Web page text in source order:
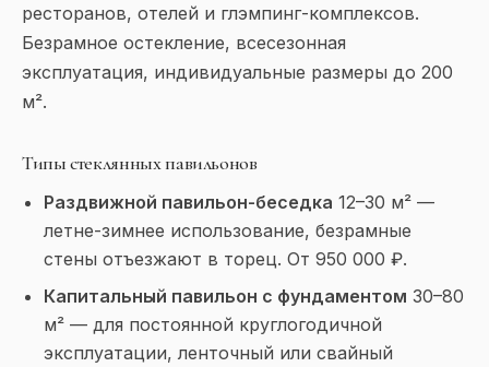
ресторанов, отелей и глэмпинг-комплексов.
Безрамное остекление, всесезонная
эксплуатация, индивидуальные размеры до 200
м².
Типы стеклянных павильонов
Раздвижной павильон-беседка 12–30 м² —
летне-зимнее использование, безрамные
стены отъезжают в торец. От 950 000 ₽.
Капитальный павильон с фундаментом 30–80
м² — для постоянной круглогодичной
эксплуатации, ленточный или свайный